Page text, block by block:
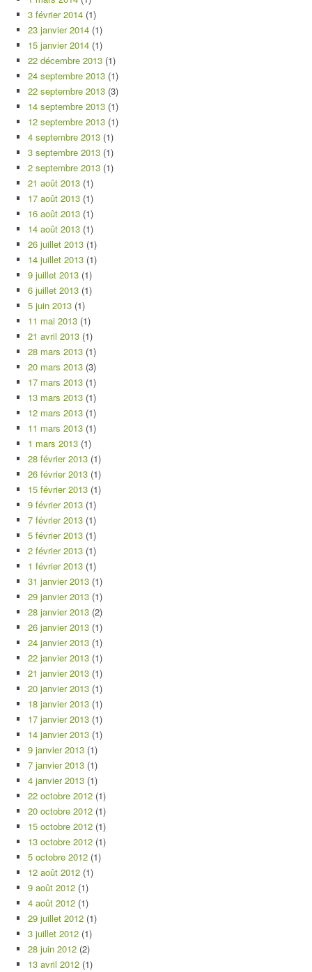
3 février 2014 (1)
23 janvier 2014 (1)
15 janvier 2014 (1)
22 décembre 2013 (1)
24 septembre 2013 (1)
22 septembre 2013 (3)
14 septembre 2013 (1)
12 septembre 2013 (1)
4 septembre 2013 (1)
3 septembre 2013 (1)
2 septembre 2013 (1)
21 août 2013 (1)
17 août 2013 (1)
16 août 2013 (1)
14 août 2013 (1)
26 juillet 2013 (1)
14 juillet 2013 (1)
9 juillet 2013 (1)
6 juillet 2013 (1)
5 juin 2013 (1)
11 mai 2013 (1)
21 avril 2013 (1)
28 mars 2013 (1)
20 mars 2013 (3)
17 mars 2013 (1)
13 mars 2013 (1)
12 mars 2013 (1)
11 mars 2013 (1)
1 mars 2013 (1)
28 février 2013 (1)
26 février 2013 (1)
15 février 2013 (1)
9 février 2013 (1)
7 février 2013 (1)
5 février 2013 (1)
2 février 2013 (1)
1 février 2013 (1)
31 janvier 2013 (1)
29 janvier 2013 (1)
28 janvier 2013 (2)
26 janvier 2013 (1)
24 janvier 2013 (1)
22 janvier 2013 (1)
21 janvier 2013 (1)
20 janvier 2013 (1)
18 janvier 2013 (1)
17 janvier 2013 (1)
14 janvier 2013 (1)
9 janvier 2013 (1)
7 janvier 2013 (1)
4 janvier 2013 (1)
22 octobre 2012 (1)
20 octobre 2012 (1)
15 octobre 2012 (1)
13 octobre 2012 (1)
5 octobre 2012 (1)
12 août 2012 (1)
9 août 2012 (1)
4 août 2012 (1)
29 juillet 2012 (1)
3 juillet 2012 (1)
28 juin 2012 (2)
13 avril 2012 (1)